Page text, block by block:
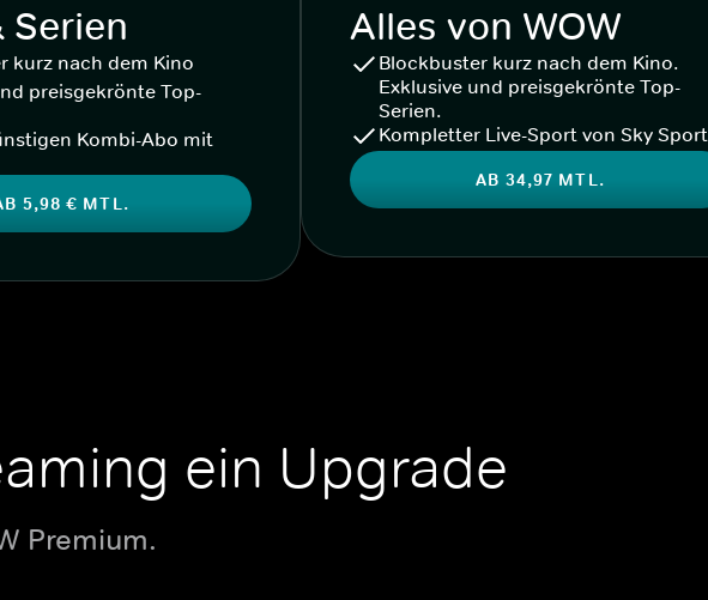
Serien
kurz nach dem Kino
preisgekrönte Top-
Kombi-Abo mit
5,98 € MTL.
Alles von WOW
Blockbuster kurz nach dem Kino.
Exklusive und preisgekrönte Top-
Serien.
Kompletter Live-Sport von Sky Sport
AB 34,97 MTL.
ein Upgrade
Premium.